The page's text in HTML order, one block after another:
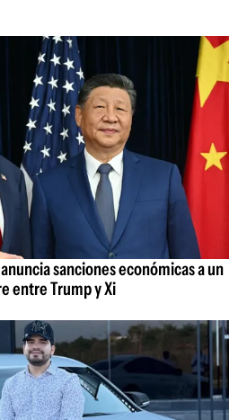
sanciones económicas a un
entre Trump y Xi